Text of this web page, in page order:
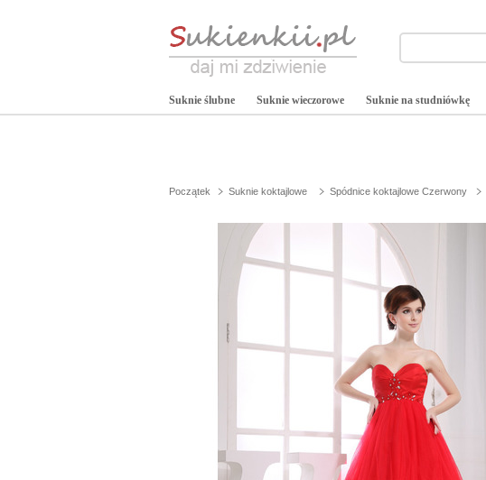
Suknie ślubne Suknie wieczorowe Suknie na studniówkę
Początek Suknie koktajlowe Spódnice koktajlowe Czerwony